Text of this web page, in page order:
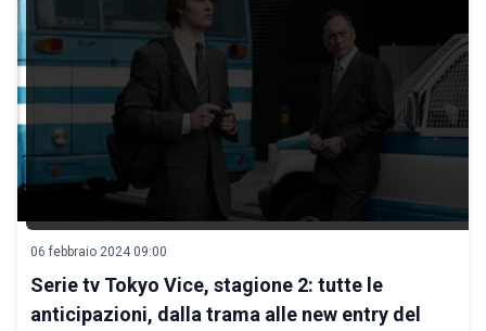
06 febbraio 2024 09:00
Serie tv Tokyo Vice, stagione 2: tutte le
anticipazioni, dalla trama alle new entry del